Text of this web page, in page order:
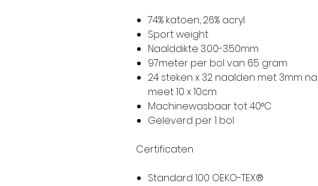
74% katoen, 26% acryl
Sport weight
Naalddikte 3.00-3.50mm
97meter per bol van 65 gram
24 steken x 32 naalden met 3mm
meet 10 x 10cm
Machinewasbaar tot 40°C
Geleverd per 1 bol
Certificaten
Standard 100 OEKO-TEX®